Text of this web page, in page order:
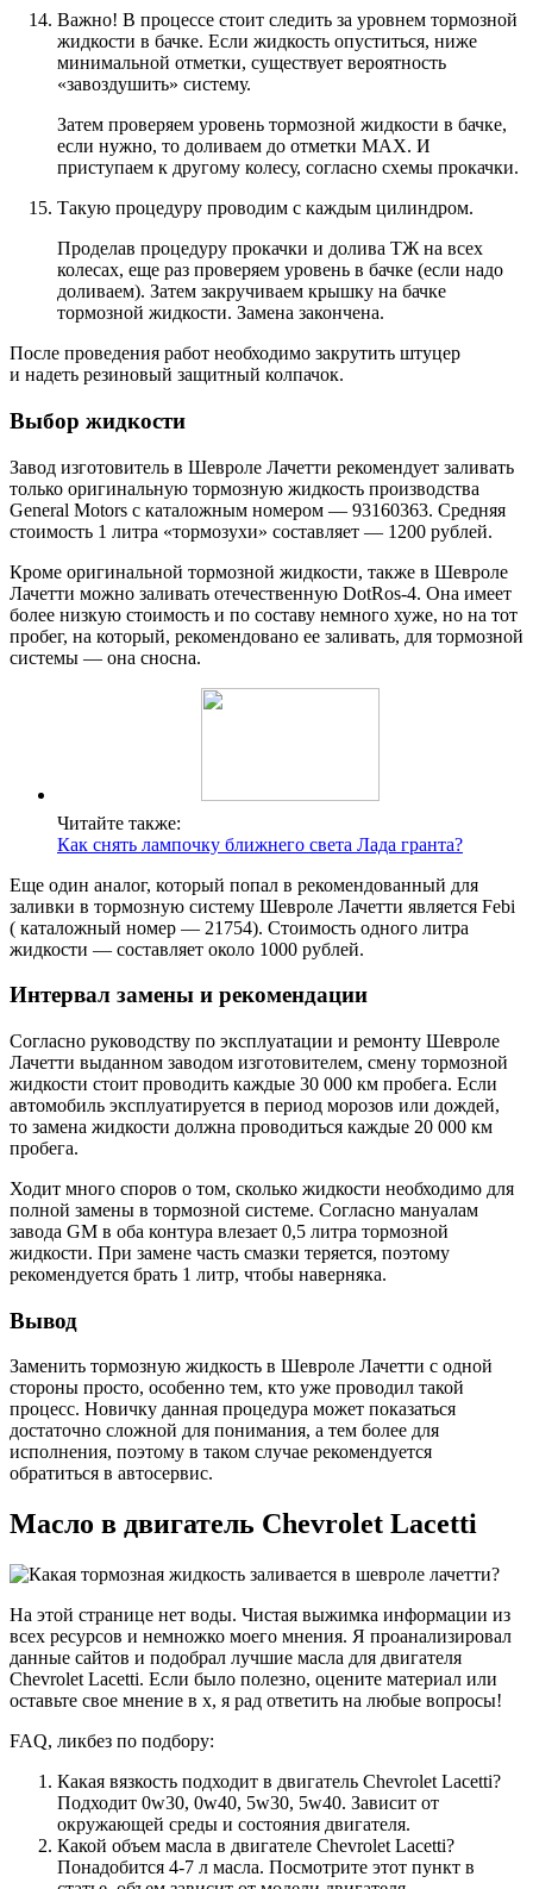
Важно! В процессе стоит следить за уровнем тормозной
жидкости в бачке. Если жидкость опуститься, ниже
минимальной отметки, существует вероятность
«завоздушить» систему.
Затем проверяем уровень тормозной жидкости в бачке,
если нужно, то доливаем до отметки MAX. И
приступаем к другому колесу, согласно схемы прокачки.
Такую процедуру проводим с каждым цилиндром.
Проделав процедуру прокачки и долива ТЖ на всех
колесах, еще раз проверяем уровень в бачке (если надо
доливаем). Затем закручиваем крышку на бачке
тормозной жидкости. Замена закончена.
После проведения работ необходимо закрутить штуцер
и надеть резиновый защитный колпачок.
Выбор жидкости
Завод изготовитель в Шевроле Лачетти рекомендует заливать
только оригинальную тормозную жидкость производства
General Motors с каталожным номером — 93160363. Средняя
стоимость 1 литра «тормозухи» составляет — 1200 рублей.
Кроме оригинальной тормозной жидкости, также в Шевроле
Лачетти можно заливать отечественную DotRos-4. Она имеет
более низкую стоимость и по составу немного хуже, но на тот
пробег, на который, рекомендовано ее заливать, для тормозной
системы — она сносна.
Читайте также:
Как снять лампочку ближнего света Лада гранта?
Еще один аналог, который попал в рекомендованный для
заливки в тормозную систему Шевроле Лачетти является Febi
( каталожный номер — 21754). Стоимость одного литра
жидкости — составляет около 1000 рублей.
Интервал замены и рекомендации
Согласно руководству по эксплуатации и ремонту Шевроле
Лачетти выданном заводом изготовителем, смену тормозной
жидкости стоит проводить каждые 30 000 км пробега. Если
автомобиль эксплуатируется в период морозов или дождей,
то замена жидкости должна проводиться каждые 20 000 км
пробега.
Ходит много споров о том, сколько жидкости необходимо для
полной замены в тормозной системе. Согласно мануалам
завода GM в оба контура влезает 0,5 литра тормозной
жидкости. При замене часть смазки теряется, поэтому
рекомендуется брать 1 литр, чтобы наверняка.
Вывод
Заменить тормозную жидкость в Шевроле Лачетти с одной
стороны просто, особенно тем, кто уже проводил такой
процесс. Новичку данная процедура может показаться
достаточно сложной для понимания, а тем более для
исполнения, поэтому в таком случае рекомендуется
обратиться в автосервис.
Масло в двигатель Chevrolet Lacetti
На этой странице нет воды. Чистая выжимка информации из
всех ресурсов и немножко моего мнения. Я проанализировал
данные сайтов и подобрал лучшие масла для двигателя
Chevrolet Lacetti. Если было полезно, оцените материал или
оставьте свое мнение в х, я рад ответить на любые вопросы!
FAQ, ликбез по подбору:
Какая вязкость подходит в двигатель Chevrolet Lacetti?
Подходит 0w30, 0w40, 5w30, 5w40. Зависит от
окружающей среды и состояния двигателя.
Какой объем масла в двигателе Chevrolet Lacetti?
Понадобится 4-7 л масла. Посмотрите этот пункт в